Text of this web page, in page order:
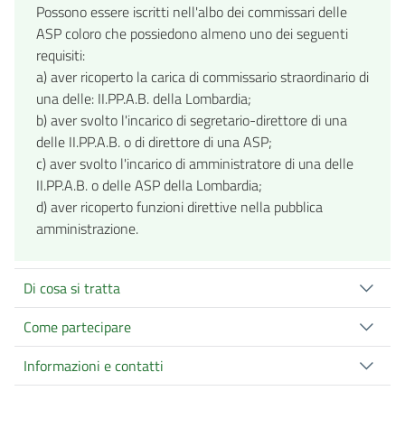
Possono essere iscritti nell'albo dei commissari delle
ASP coloro che possiedono almeno uno dei seguenti
requisiti:
a) aver ricoperto la carica di commissario straordinario di
una delle: II.PP.A.B. della Lombardia;
b) aver svolto l'incarico di segretario-direttore di una
delle II.PP.A.B. o di direttore di una ASP;
c) aver svolto l'incarico di amministratore di una delle
II.PP.A.B. o delle ASP della Lombardia;
d) aver ricoperto funzioni direttive nella pubblica
amministrazione.
Di cosa si tratta
Come partecipare
Informazioni e contatti